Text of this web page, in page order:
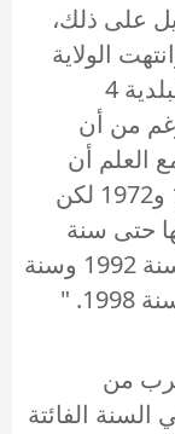
على ذلك،
التي حصلت سنة 1963 وانتهت الولاية
سنة 1967 بحيث حينها كانت ولاية البلدية 4
من أن
العلم أن
الانتخابات النيابية حصلت سنة 1968 و1972 لكن
حتى سنة
1998 حين جرت الانتخابات النيابية سنة 1992 وسنة
من
السنة الفائتة